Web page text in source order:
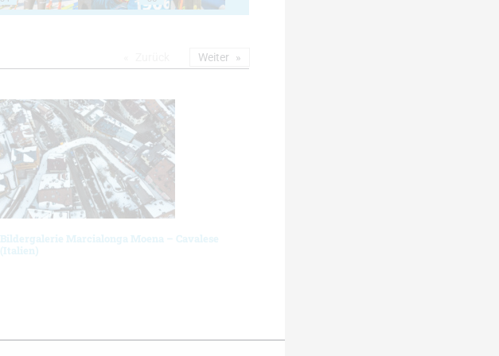
Bildergalerie Marcialonga Moena – Cavalese
(Italien)
Weiter